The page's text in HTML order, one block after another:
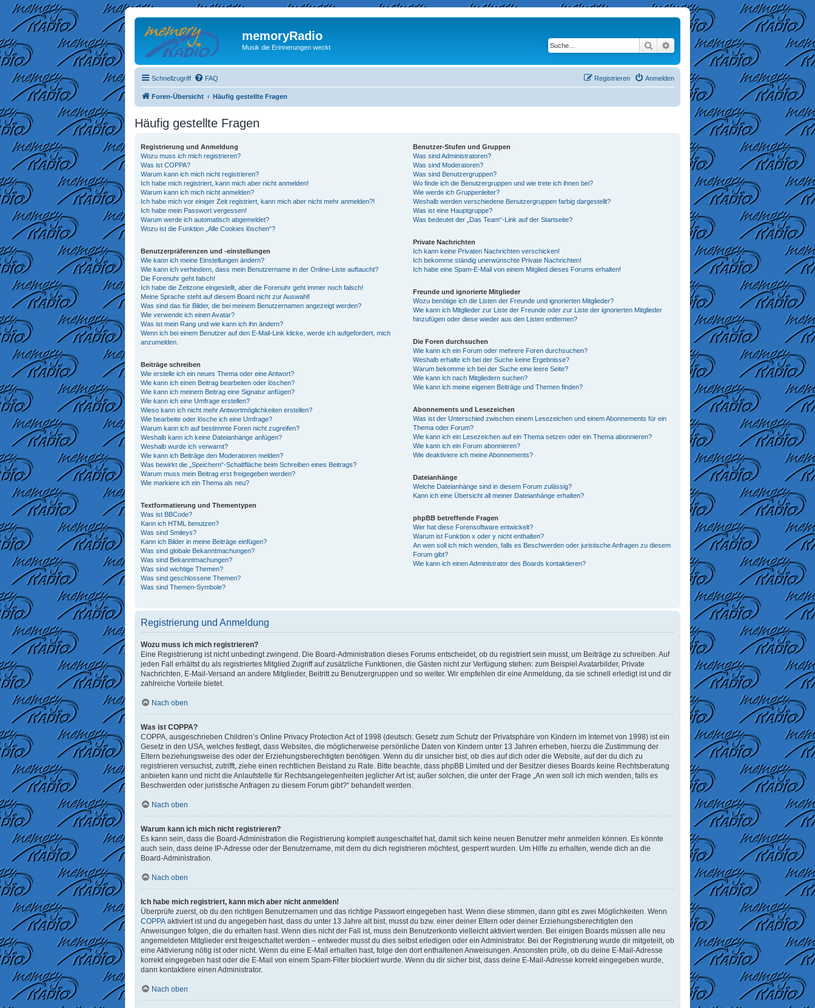
memoryRadio
Musik die Erinnerungen weckt Suche Erweiterte Suche
Schnellzugriff FAQ Anmelden
Registrieren
Foren-Übersicht Häufig gestellte Fragen
Häufig gestellte Fragen
Registrierung und Anmeldung
Wozu muss ich mich registrieren?
Was ist COPPA?
Warum kann ich mich nicht registrieren?
Ich habe mich registriert, kann mich aber nicht anmelden!
Warum kann ich mich nicht anmelden?
Ich habe mich vor einiger Zeit registriert, kann mich aber nicht mehr anmelden?!
Ich habe mein Passwort vergessen!
Warum werde ich automatisch abgemeldet?
Wozu ist die Funktion „Alle Cookies löschen“?
Benutzerpräferenzen und -einstellungen
Wie kann ich meine Einstellungen ändern?
Wie kann ich verhindern, dass mein Benutzername in der Online-Liste auftaucht?
Die Forenuhr geht falsch!
Ich habe die Zeitzone eingestellt, aber die Forenuhr geht immer noch falsch!
Meine Sprache steht auf diesem Board nicht zur Auswahl!
Was sind das für Bilder, die bei meinem Benutzernamen angezeigt werden?
Wie verwende ich einen Avatar?
Was ist mein Rang und wie kann ich ihn ändern?
Wenn ich bei einem Benutzer auf den E-Mail-Link klicke, werde ich aufgefordert, mich
anzumelden.
Beiträge schreiben
Wie erstelle ich ein neues Thema oder eine Antwort?
Wie kann ich einen Beitrag bearbeiten oder löschen?
Wie kann ich meinem Beitrag eine Signatur anfügen?
Wie kann ich eine Umfrage erstellen?
Wieso kann ich nicht mehr Antwortmöglichkeiten erstellen?
Wie bearbeite oder lösche ich eine Umfrage?
Warum kann ich auf bestimmte Foren nicht zugreifen?
Weshalb kann ich keine Dateianhänge anfügen?
Weshalb wurde ich verwarnt?
Wie kann ich Beiträge den Moderatoren melden?
Was bewirkt die „Speichern“-Schaltfläche beim Schreiben eines Beitrags?
Warum muss mein Beitrag erst freigegeben werden?
Wie markiere ich ein Thema als neu?
Textformatierung und Thementypen
Was ist BBCode?
Kann ich HTML benutzen?
Was sind Smileys?
Kann ich Bilder in meine Beiträge einfügen?
Was sind globale Bekanntmachungen?
Was sind Bekanntmachungen?
Was sind wichtige Themen?
Was sind geschlossene Themen?
Was sind Themen-Symbole?
Benutzer-Stufen und Gruppen
Was sind Administratoren?
Was sind Moderatoren?
Was sind Benutzergruppen?
Wo finde ich die Benutzergruppen und wie trete ich ihnen bei?
Wie werde ich Gruppenleiter?
Weshalb werden verschiedene Benutzergruppen farbig dargestellt?
Was ist eine Hauptgruppe?
Was bedeutet der „Das Team“-Link auf der Startseite?
Private Nachrichten
Ich kann keine Privaten Nachrichten verschicken!
Ich bekomme ständig unerwünschte Private Nachrichten!
Ich habe eine Spam-E-Mail von einem Mitglied dieses Forums erhalten!
Freunde und ignorierte Mitglieder
Wozu benötige ich die Listen der Freunde und ignorierten Mitglieder?
Wie kann ich Mitglieder zur Liste der Freunde oder zur Liste der ignorierten Mitglieder
hinzufügen oder diese wieder aus den Listen entfernen?
Die Foren durchsuchen
Wie kann ich ein Forum oder mehrere Foren durchsuchen?
Weshalb erhalte ich bei der Suche keine Ergebnisse?
Warum bekomme ich bei der Suche eine leere Seite?
Wie kann ich nach Mitgliedern suchen?
Wie kann ich meine eigenen Beiträge und Themen finden?
Abonnements und Lesezeichen
Was ist der Unterschied zwischen einem Lesezeichen und einem Abonnements für ein
Thema oder Forum?
Wie kann ich ein Lesezeichen auf ein Thema setzen oder ein Thema abonnieren?
Wie kann ich ein Forum abonnieren?
Wie deaktiviere ich meine Abonnements?
Dateianhänge
Welche Dateianhänge sind in diesem Forum zulässig?
Kann ich eine Übersicht all meiner Dateianhänge erhalten?
phpBB betreffende Fragen
Wer hat diese Forensoftware entwickelt?
Warum ist Funktion x oder y nicht enthalten?
An wen soll ich mich wenden, falls es Beschwerden oder juristische Anfragen zu diesem
Forum gibt?
Wie kann ich einen Administrator des Boards kontaktieren?
Registrierung und Anmeldung
Wozu muss ich mich registrieren?
Eine Registrierung ist nicht unbedingt zwingend. Die Board-Administration dieses Forums entscheidet, ob du registriert sein musst, um Beiträge zu schreiben. Auf
jeden Fall erhältst du als registriertes Mitglied Zugriff auf zusätzliche Funktionen, die Gästen nicht zur Verfügung stehen: zum Beispiel Avatarbilder, Private
Nachrichten, E-Mail-Versand an andere Mitglieder, Beitritt zu Benutzergruppen und so weiter. Wir empfehlen dir eine Anmeldung, da sie schnell erledigt ist und dir
zahlreiche Vorteile bietet.
Nach oben
Was ist COPPA?
COPPA, ausgeschrieben Children’s Online Privacy Protection Act of 1998 (deutsch: Gesetz zum Schutz der Privatsphäre von Kindern im Internet von 1998) ist ein
Gesetz in den USA, welches festlegt, dass Websites, die möglicherweise persönliche Daten von Kindern unter 13 Jahren erheben, hierzu die Zustimmung der
Eltern beziehungsweise des oder der Erziehungsberechtigten benötigen. Wenn du dir unsicher bist, ob dies auf dich oder die Website, auf der du dich zu
registrieren versuchst, zutrifft, ziehe einen rechtlichen Beistand zu Rate. Bitte beachte, dass phpBB Limited und der Besitzer dieses Boards keine Rechtsberatung
anbieten kann und nicht die Anlaufstelle für Rechtsangelegenheiten jeglicher Art ist; außer solchen, die unter der Frage „An wen soll ich mich wenden, falls es
Beschwerden oder juristische Anfragen zu diesem Forum gibt?“ behandelt werden.
Nach oben
Warum kann ich mich nicht registrieren?
Es kann sein, dass die Board-Administration die Registrierung komplett ausgeschaltet hat, damit sich keine neuen Benutzer mehr anmelden können. Es könnte
auch sein, dass deine IP-Adresse oder der Benutzername, mit dem du dich registrieren möchtest, gesperrt wurden. Um Hilfe zu erhalten, wende dich an die
Board-Administration.
Nach oben
Ich habe mich registriert, kann mich aber nicht anmelden!
Überprüfe zuerst, ob du den richtigen Benutzernamen und das richtige Passwort eingegeben hast. Wenn diese stimmen, dann gibt es zwei Möglichkeiten. Wenn
COPPA aktiviert ist und du angegeben hast, dass du unter 13 Jahre alt bist, musst du bzw. einer deiner Eltern oder deiner Erziehungsberechtigten den
Anweisungen folgen, die du erhalten hast. Wenn dies nicht der Fall ist, muss dein Benutzerkonto vielleicht aktiviert werden. Bei einigen Boards müssen alle neu
angemeldeten Mitglieder erst freigeschaltet werden – entweder musst du dies selbst erledigen oder ein Administrator. Bei der Registrierung wurde dir mitgeteilt, ob
eine Aktivierung nötig ist oder nicht. Wenn du eine E-Mail erhalten hast, folge den dort enthaltenen Anweisungen. Ansonsten prüfe, ob du deine E-Mail-Adresse
korrekt eingegeben hast oder die E-Mail von einem Spam-Filter blockiert wurde. Wenn du dir sicher bist, dass deine E-Mail-Adresse korrekt eingegeben wurde,
dann kontaktiere einen Administrator.
Nach oben